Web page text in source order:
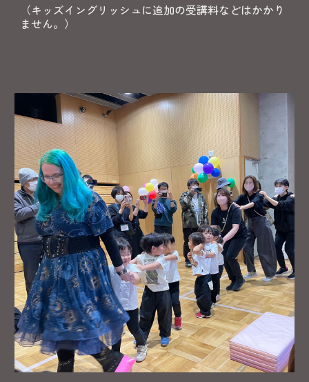
（キッズイングリッシュに追加の受講料などはかかり
ません。）